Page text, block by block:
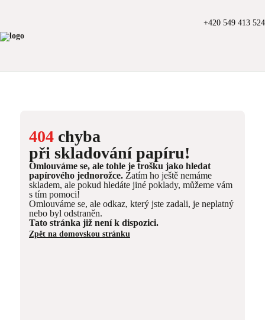
+420 549 413 524
404 chyba
při skladování papíru!
Omlouváme se, ale tohle je trošku jako hledat
papírového jednorožce. Zatím ho ještě nemáme
skladem, ale pokud hledáte jiné poklady, můžeme vám
s tím pomoci!
Omlouváme se, ale odkaz, který jste zadali, je neplatný
nebo byl odstraněn.
Tato stránka již není k dispozici.
Zpět na domovskou stránku